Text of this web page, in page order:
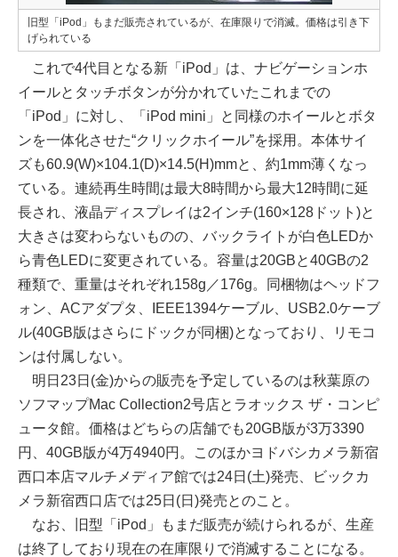
旧型「iPod」もまだ販売されているが、在庫限りで消滅。価格は引き下
げられている
これで4代目となる新「iPod」は、ナビゲーションホ
イールとタッチボタンが分かれていたこれまでの
「iPod」に対し、「iPod mini」と同様のホイールとボタ
ンを一体化させた“クリックホイール”を採用。本体サイ
ズも60.9(W)×104.1(D)×14.5(H)mmと、約1mm薄くなっ
ている。連続再生時間は最大8時間から最大12時間に延
長され、液晶ディスプレイは2インチ(160×128ドット)と
大きさは変わらないものの、バックライトが白色LEDか
ら青色LEDに変更されている。容量は20GBと40GBの2
種類で、重量はそれぞれ158g／176g。同梱物はヘッドフ
ォン、ACアダプタ、IEEE1394ケーブル、USB2.0ケーブ
ル(40GB版はさらにドックが同梱)となっており、リモコ
ンは付属しない。
明日23日(金)からの販売を予定しているのは秋葉原の
ソフマップMac Collection2号店とラオックス ザ・コンピ
ュータ館。価格はどちらの店舗でも20GB版が3万3390
円、40GB版が4万4940円。このほかヨドバシカメラ新宿
西口本店マルチメディア館では24日(土)発売、ビックカ
メラ新宿西口店では25日(日)発売とのこと。
なお、旧型「iPod」もまだ販売が続けられるが、生産
は終了しており現在の在庫限りで消滅することになる。